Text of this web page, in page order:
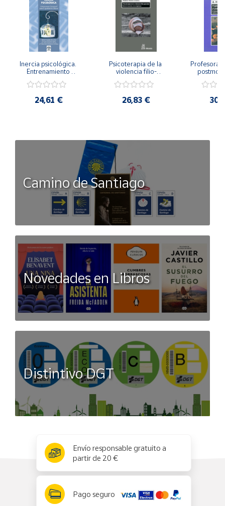
Inercia psicológica.
Entrenamiento
Igualdad de Género.
24,61 €
Psicoterapia de la
violencia filio-
secreto y la
26,83 €
Camino de Santiago
Novedades en Libros
Distintivo DGT
Envío responsable gratuito a
partir de 20 €
Pago seguro